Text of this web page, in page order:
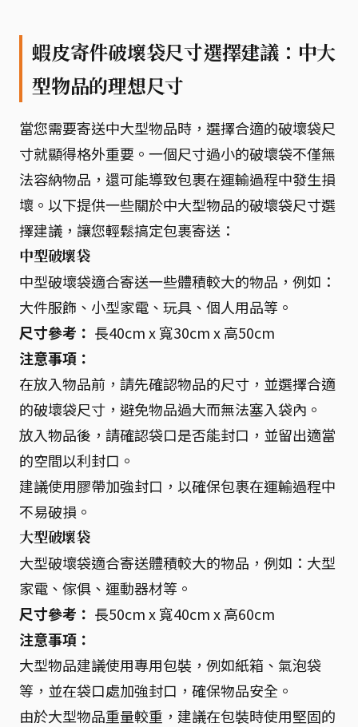
蝦皮寄件破壞袋尺寸選擇建議：中大
型物品的理想尺寸
當您需要寄送中大型物品時，選擇合適的破壞袋尺
寸就顯得格外重要。一個尺寸過小的破壞袋不僅無
法容納物品，還可能導致包裹在運輸過程中發生損
壞。以下提供一些關於中大型物品的破壞袋尺寸選
擇建議，讓您輕鬆搞定包裹寄送：
中型破壞袋
中型破壞袋適合寄送一些體積較大的物品，例如：
大件服飾、小型家電、玩具、個人用品等。
尺寸參考： 長40cm x 寬30cm x 高50cm
注意事項：
在放入物品前，請先確認物品的尺寸，並選擇合適
的破壞袋尺寸，避免物品過大而無法塞入袋內。
放入物品後，請確認袋口是否能封口，並留出適當
的空間以利封口。
建議使用膠帶加強封口，以確保包裹在運輸過程中
不易破損。
大型破壞袋
大型破壞袋適合寄送體積較大的物品，例如：大型
家電、傢俱、運動器材等。
尺寸參考： 長50cm x 寬40cm x 高60cm
注意事項：
大型物品建議使用專用包裝，例如紙箱、氣泡袋
等，並在袋口處加強封口，確保物品安全。
由於大型物品重量較重，建議在包裝時使用堅固的